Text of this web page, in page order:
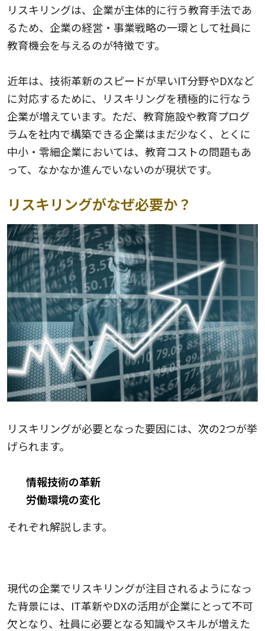
リスキリングは、企業が主体的に行う教育手法であ
るため、企業の経営・事業戦略の一環として社員に
教育機会を与えるのが特徴です。
近年は、技術革新のスピードが早いIT分野やDXなど
に対応するために、リスキリングを積極的に行なう
企業が増えています。ただ、教育施設や教育プログ
ラムを社内で構築できる企業はまだ少なく、とくに
中小・零細企業においては、教育コストの問題もあ
って、なかなか進んでいないのが現状です。
リスキリングがなぜ必要か？
リスキリングが必要となった要因には、次の2つが挙
げられます。
情報技術の革新
労働環境の変化
それぞれ解説します。
現代の企業でリスキリングが注目されるようになっ
た背景には、IT革新やDXの活用が企業にとって不可
欠となり、社員に必要となる知識やスキルが増えた